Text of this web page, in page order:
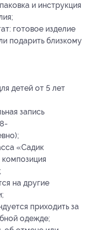
и инструкция
готовое изделие
подарить близкому
детей от 5 лет
запись
«Садик
композиция
на другие
приходить за
одежде;